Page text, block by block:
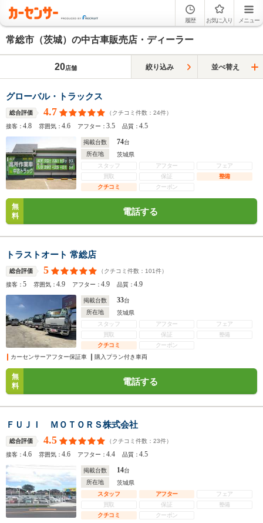
履歴 お気に入り メニュー
常総市（茨城）の中古車販売店・ディーラー
20店舗 絞り込み 並べ替え
グローバル・トラックス
総合評価 4.7 （クチコミ件数： 24件）
接客：4.8 雰囲気：4.6 アフター：3.5 品質：4.5
掲載台数 74台
所在地
茨城県
スタッフ
アフター
フェア
買取
保証
整備
クチコミ
クーポン
無
料
電話する
トラストオート 常総店
総合評価 5 （クチコミ件数： 101件）
接客：5 雰囲気：4.9 アフター：4.9 品質：4.9
掲載台数 33台
所在地
茨城県
スタッフ
アフター
フェア
買取
保証
整備
クチコミ
クーポン
カーセンサーアフター保証車
購入プラン付き車両
無
料
電話する
ＦＵＪＩ ＭＯＴＯＲＳ株式会社
総合評価 4.5 （クチコミ件数： 23件）
接客：4.6 雰囲気：4.6 アフター：4.4 品質：4.5
掲載台数 14台
所在地
茨城県
スタッフ
アフター
フェア
買取
保証
整備
クチコミ
クーポン